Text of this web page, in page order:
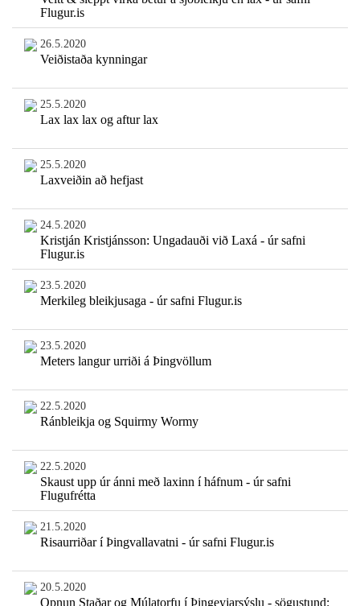
Flugur.is
26.5.2020
Veiðistaða kynningar
25.5.2020
Lax lax lax og aftur lax
25.5.2020
Laxveiðin að hefjast
24.5.2020
Kristján Kristjánsson: Ungadauði við Laxá - úr safni
Flugur.is
23.5.2020
Merkileg bleikjusaga - úr safni Flugur.is
23.5.2020
Meters langur urriði á Þingvöllum
22.5.2020
Ránbleikja og Squirmy Wormy
22.5.2020
Skaust upp úr ánni með laxinn í háfnum - úr safni
Flugufrétta
21.5.2020
Risaurriðar í Þingvallavatni - úr safni Flugur.is
20.5.2020
Opnun Staðar og Múlatorfu í Þingeyjarsýslu - sögustund: